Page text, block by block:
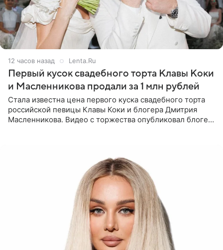
12 часов назад Lenta.Ru
Первый кусок свадебного торта Клавы Коки
и Масленникова продали за 1 млн рублей
Стала известна цена первого куска свадебного торта
российской певицы Клавы Коки и блогера Дмитрия
Масленникова. Видео с торжества опубликовал блогер